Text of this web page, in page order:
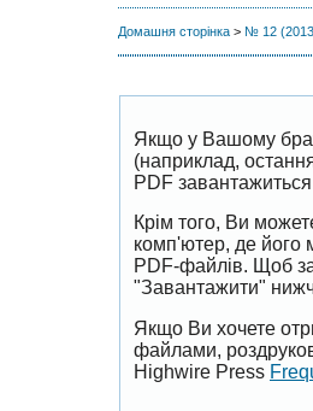
Домашня сторінка > № 12
Якщо у Вашому
(наприклад,
PDF завантажиться
Крім того, Ви
комп'ютер, де його
PDF-файлів. Щоб
"Завантажити"
Якщо Ви хочете
файлами,
Highwire Press